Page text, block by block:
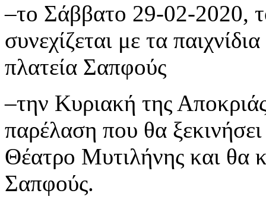
–το Σάββατο 29-02-2020,
συνεχίζεται με τα
πλατεία Σαπφούς
–την Κυριακή της
παρέλαση που θα
Θέατρο Μυτιλήνης και θα
Σαπφούς.